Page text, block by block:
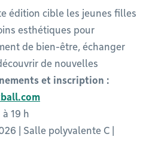
édition cible les jeunes filles
esthétiques pour
de bien-être, échanger
de nouvelles
et inscription :
19 h
| Salle polyvalente C |